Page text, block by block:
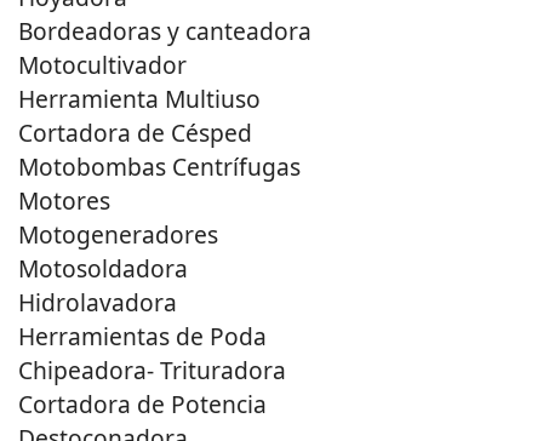
Bordeadoras y canteadora
Motocultivador
Herramienta Multiuso
Cortadora de Césped
Motobombas Centrífugas
Motores
Motogeneradores
Motosoldadora
Hidrolavadora
Herramientas de Poda
Chipeadora- Trituradora
Cortadora de Potencia